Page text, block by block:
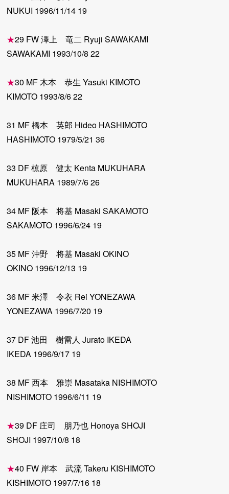
NUKUI 1996/11/14 19
★29 FW 澤上 竜二 Ryuji SAWAKAMI
SAWAKAMI 1993/10/8 22
★30 MF 木本 恭生 Yasuki KIMOTO
KIMOTO 1993/8/6 22
31 MF 橋本 英郎 Hideo HASHIMOTO
HASHIMOTO 1979/5/21 36
33 DF 椋原 健太 Kenta MUKUHARA
MUKUHARA 1989/7/6 26
34 MF 阪本 将基 Masaki SAKAMOTO
SAKAMOTO 1996/6/24 19
35 MF 沖野 将基 Masaki OKINO
OKINO 1996/12/13 19
36 MF 米澤 令衣 Rei YONEZAWA
YONEZAWA 1996/7/20 19
37 DF 池田 樹雷人 Jurato IKEDA
IKEDA 1996/9/17 19
38 MF 西本 雅崇 Masataka NISHIMOTO
NISHIMOTO 1996/6/11 19
★39 DF 庄司 朋乃也 Honoya SHOJI
SHOJI 1997/10/8 18
★40 FW 岸本 武流 Takeru KISHIMOTO
KISHIMOTO 1997/7/16 18